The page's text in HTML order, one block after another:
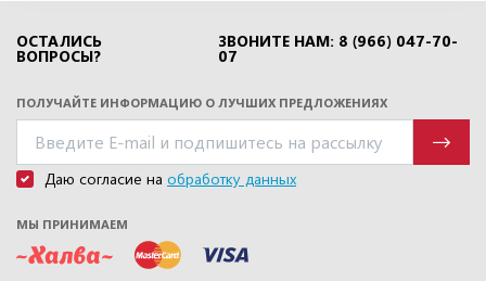
ОСТАЛИСЬ
ВОПРОСЫ?
ЗВОНИТЕ НАМ: 8 (966) 047-70-
07
ПОЛУЧАЙТЕ ИНФОРМАЦИЮ О ЛУЧШИХ ПРЕДЛОЖЕНИЯХ
Даю согласие на обработку данных
МЫ ПРИНИМАЕМ